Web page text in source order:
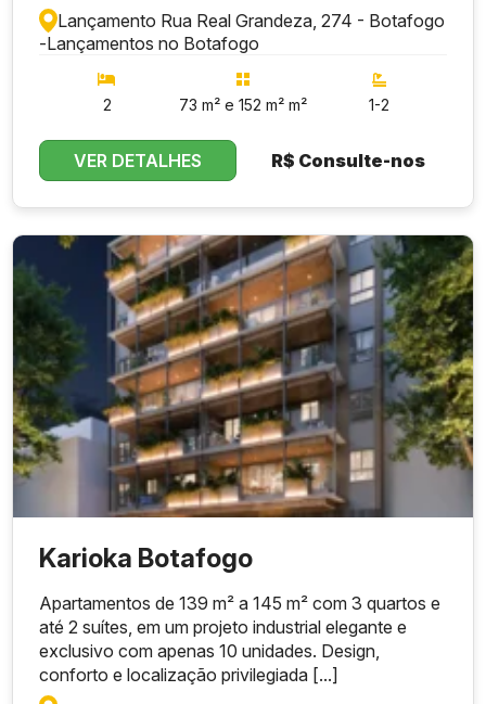
Lançamento Rua Real Grandeza, 274 - Botafogo
-Lançamentos no Botafogo
2 73 m² e 152 m² m² 1-2
VER DETALHES R$ Consulte-nos
Karioka Botafogo
Apartamentos de 139 m² a 145 m² com 3 quartos e
até 2 suítes, em um projeto industrial elegante e
exclusivo com apenas 10 unidades. Design,
conforto e localização privilegiada [...]